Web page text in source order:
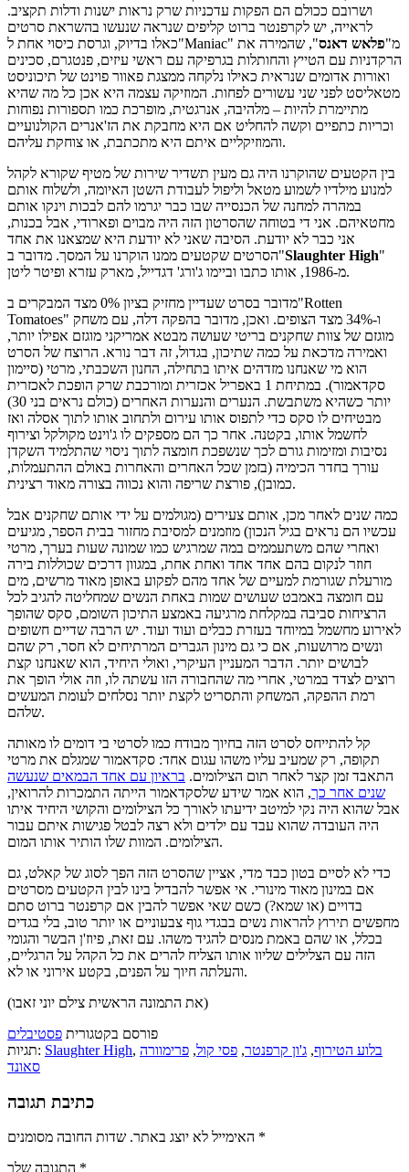
ושרובם ככולם הם הפקות עדכניות שרק נראות ישנות ודלות תקציב.
לראייה, יש לקרפנטר ברוט קליפים שנראה שנעשו בהשראת סרטים
כאלו בדיוק, וגרסת כיסוי אחת ל"Maniac" מ"פלאש דאנס", שהמירה את
הרקדניות עם הטייץ והחותלות בגרפיקה עם ראשי עיזים, פנטגרם, סכינים
ואורות אדומים שנראית כאילו נלקחה ממצגת פאוור פוינט של תיכוניסט
מטאליסט לפני שני עשורים לפחות. המוזיקה עצמה היא אכן כל מה שהיא
מתיימרת להיות – מלהיבה, אנרגטית, מופרכת כמו תספורות נפוחות
וכריות כתפיים וקשה להחליט אם היא מחבקת את הז'אנרים הקולנועיים
והמוזיקליים איתם היא מתכתבת, או צוחקת עליהם.
בין הקטעים שהוקרנו היה גם מעין תשדיר שירות של מטיף שקורא לקהל
למנוע מילדיו לשמוע מטאל וליפול לעבודת השטן האיומה, ולשלוח אותם
במהרה למחנה של הכנסייה שבו כבר יגרמו להם לבכות וינקו אותם
מחטאיהם. אני די בטוחה שהסרטון הזה היה מבוים ופארודי, אבל בכנות,
אני כבר לא יודעת. הסיבה שאני לא יודעת היא שמצאנו את אחד
הסרטים שקטעים ממנו הוקרנו על המסך. מדובר ב"Slaughter High"
מ-1986, אותו כתבו וביימו ג'ורג' דגדייל, מארק עזרא ופיטר ליטן.
מדובר בסרט שעדיין מחזיק בציון 0% מצד המבקרים ב"Rotten
Tomatoes" ו-34% מצד הצופים. ואכן, מדובר בהפקה דלה, עם משחק
מוגזם של צוות שחקנים בריטי שעושה מבטא אמריקני מוגזם אפילו יותר,
ואמירה מדכאת על כמה שתיכון, בגדול, זה דבר נורא. הרוצח של הסרט
הוא מי שאנחנו מזדהים איתו בתחילה, החנון השכבתי, מרטי (סיימון
סקדאמור). במתיחת 1 באפריל אכזרית ומורכבת שרק הופכת לאכזרית
יותר כשהיא משתבשת. הנערים והנערות האחרים (כולם נראים בני 30)
מבטיחים לו סקס כדי לתפוס אותו עירום ולתחוב אותו לתוך אסלה ואז
לחשמל אותו, בקטנה. אחר כך הם מספקים לו ג'וינט מקולקל וצירוף
נסיבות ומזימות גורם לכך שנשפכת חומצה לתוך ניסוי שהתלמיד השקדן
עורך בחדר הכימיה (בזמן שכל האחרים והאחרות באולם ההתעמלות,
כמובן), פורצת שריפה והוא נכווה בצורה מאוד רצינית.
כמה שנים לאחר מכן, אותם צעירים (מגולמים על ידי אותם שחקנים אבל
עכשיו הם נראים בגיל הנכון) מוזמנים למסיבת מחזור בבית הספר, מגיעים
ואחרי שהם משתעממים במה שמרגיש כמו שמונה שעות בערך, מרטי
חוזר לנקום בהם אחד אחד ואחת אחת, במגוון דרכים שכוללות בירה
מורעלת שגורמת למעיים של אחד מהם לפקוע באופן מאוד מרשים, מים
עם חומצה באמבט שעושים שמות באחת הנשים שמחליטה להגיב לכל
הרציחות סביבה במקלחת מרגיעה באמצע התיכון השומם, סקס שהופך
לאירוע מחשמל במיוחד בעזרת כבלים ועוד ועוד. יש הרבה שדיים חשופים
ונשים מרושעות, אם כי גם מינון הגברים המרתיחים לא חסר, רק שהם
לבושים יותר. הדבר המעניין העיקרי, ואולי היחיד, הוא שאנחנו קצת
רוצים לצדד במרטי, אחרי מה שהחבורה הזו עשתה לו, וזה אולי הופך את
רמת ההפקה, המשחק והתסריט לקצת יותר נסלחים לעומת המעשים
שלהם.
קל להתייחס לסרט הזה בחיוך מבודח כמו לסרטי בי דומים לו מאותה
תקופה, רק שמעיב עליו משהו עגום אחד: סקדאמור שמגלם את מרטי
התאבד זמן קצר לאחר תום הצילומים. בראיון עם אחד הבמאים שנעשה
שנים אחר כך, הוא אמר שידע שלסקדאמור הייתה התמכרות להרואין,
אבל שהוא היה נקי למיטב ידיעתו לאורך כל הצילומים והקושי היחיד איתו
היה העובדה שהוא עבד עם ילדים ולא רצה לבטל פגישות איתם עבור
הצילומים. המוות שלו הותיר אותו המום.
כדי לא לסיים בטון כבד מדי, אציין שהסרט הזה הפך לסוג של קאלט, גם
אם במינון מאוד מינורי. אי אפשר להבדיל בינו לבין הקטעים מסרטים
בדויים (או שמא?) כשם שאי אפשר להבין אם קרפנטר ברוט סתם
מחפשים תירוץ להראות נשים בבגדי גוף צבעוניים או יותר טוב, בלי בגדים
בכלל, או שהם באמת מנסים להגיד משהו. עם זאת, פיוז'ן הבשר והגומי
הזה עם הצלילים שליוו אותו הצליח להרים את כל הקהל על הרגליים,
והעלתה חיוך על הפנים, בקטע אירוני או לא.
(את התמונה הראשית צילם יוני זאבו)
פורסם בקטגורית פסטיבלים
תגיות: Slaughter High, בלוע הטירוף, ג'ון קרפנטר, פסי קול, פרימוורה
סאונד
כתיבת תגובה
האימייל לא יוצג באתר. *
*